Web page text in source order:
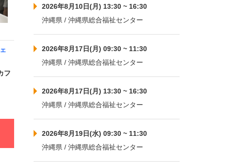
フ
2026年8月10日(月) 13:30 ~ 16:30
沖縄県 / 沖縄県総合福祉センター
2026年8月17日(月) 09:30 ~ 11:30
沖縄県 / 沖縄県総合福祉センター
2026年8月17日(月) 13:30 ~ 16:30
沖縄県 / 沖縄県総合福祉センター
2026年8月19日(水) 09:30 ~ 11:30
沖縄県 / 沖縄県総合福祉センター